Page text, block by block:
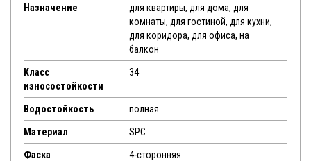
Назначение
для квартиры, для дома, для
комнаты, для гостиной, для кухни,
для коридора, для офиса, на
балкон
Класс
износостойкости
34
Водостойкость полная
Материал SPC
Фаска 4-сторонняя